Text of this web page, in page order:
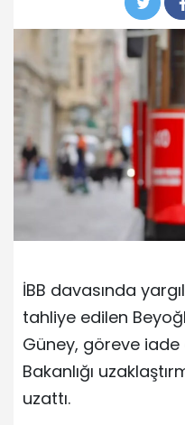
İBB davasında
tahliye edilen
Güney, göreve iade
Bakanlığı
uzattı.